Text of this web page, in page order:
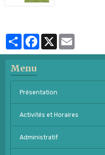
PartagerFacebook
Menu
Présentation
Activités et Horaires
Administratif